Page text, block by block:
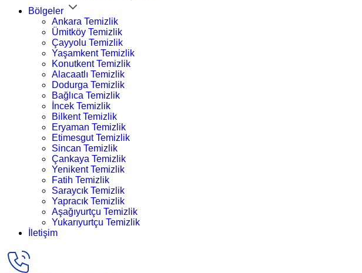
Bölgeler
Ankara Temizlik
Ümitköy Temizlik
Çayyolu Temizlik
Yaşamkent Temizlik
Konutkent Temizlik
Alacaatlı Temizlik
Dodurga Temizlik
Bağlıca Temizlik
İncek Temizlik
Bilkent Temizlik
Eryaman Temizlik
Etimesgut Temizlik
Sincan Temizlik
Çankaya Temizlik
Yenikent Temizlik
Fatih Temizlik
Saraycık Temizlik
Yapracık Temizlik
Aşağıyurtçu Temizlik
Yukarıyurtçu Temizlik
İletişim